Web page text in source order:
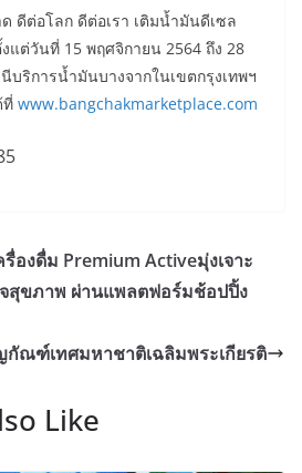
ดีต่อโลก ดีต่อเรา เติมน้ำมันดีเซล
แต่วันที่ 15 พฤศจิกายน 2564 ถึง 28
ริการน้ำมันบางจากในเขตกรุงเทพฯ
ที่ www.bangchakmarketplace.com
รื่องดื่ม Premium Activeมุ่งเจาะ
สุขภาพ ผ่านแพลตฟอร์มช้อปปิ้ง
ณฑ์​เทศมหาชาติเฉลิมพระเกียรติ
Like